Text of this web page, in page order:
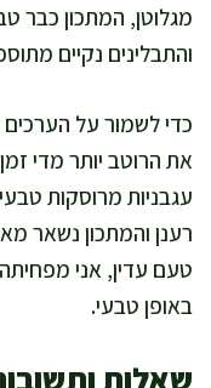
מגלוטן, המתכון כבר
והתבלינים נקיים
כדי לשמור על
את הרוטב יותר מדי
עגבניות מרוסקות
רענן והמתכון נשאר
טעם עדין, אני
באופן טבעי.
שאלות